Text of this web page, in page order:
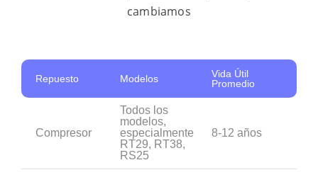
cambiamos
Repuesto Modelos
Vida Útil
Promedio
Compresor
Todos los
modelos,
especialmente
RT29, RT38,
RS25
8-12 años